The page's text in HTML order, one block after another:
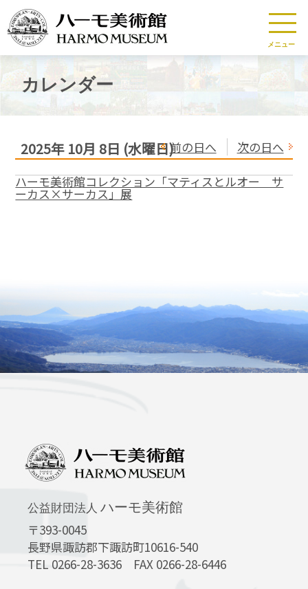
メニュー
カレンダー
2025年 10月 8日 (水曜日)
前の日へ 次の日へ
ハーモ美術館コレクション「マティスとルオー サ
ーカス×サーカス」展
公益財団法人 ハーモ美術館
〒393-0045
長野県諏訪郡下諏訪町10616-540
TEL 0266-28-3636 FAX 0266-28-6446